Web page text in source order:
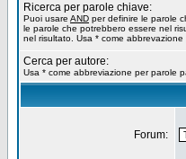
Ricerca per parole chiave:
Puoi usare AND per definire le parole
le parole che potrebbero essere nel
nel risultato. Usa * come abbrevazione
Cerca per autore:
Usa * come abbreviazione per parole
Forum: